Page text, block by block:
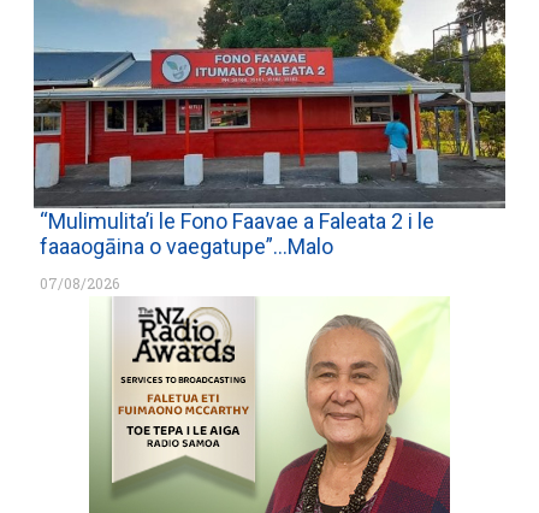
“Mulimulita’i le Fono Faavae a Faleata 2 i le
faaaogāina o vaegatupe”…Malo
07/08/2026